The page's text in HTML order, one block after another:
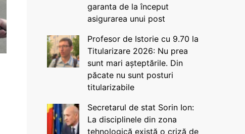
garanta de la început
asigurarea unui post
Profesor de Istorie cu 9.70 la
Titularizare 2026: Nu prea
sunt mari așteptările. Din
păcate nu sunt posturi
titularizabile
Secretarul de stat Sorin Ion:
La disciplinele din zona
tehnologică există o criză de